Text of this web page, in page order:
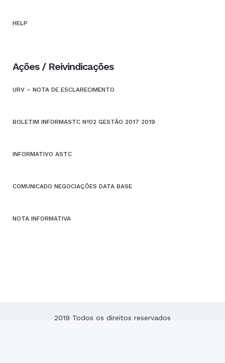
HELP
Ações / Reivindicações
URV – NOTA DE ESCLARECIMENTO
BOLETIM INFORMASTC Nº02 GESTÃO 2017 2019
INFORMATIVO ASTC
COMUNICADO NEGOCIAÇÕES DATA BASE
NOTA INFORMATIVA
2019 Todos os direitos reservados